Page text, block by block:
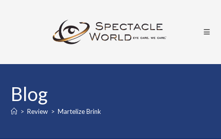
Blog
> Review > Martelize Brink